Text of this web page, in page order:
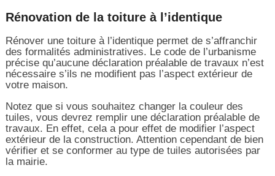
Rénovation de la toiture à l’identique
Rénover une toiture à l’identique permet de s’affranchir
des formalités administratives. Le code de l’urbanisme
précise qu’aucune déclaration préalable de travaux n’est
nécessaire s’ils ne modifient pas l’aspect extérieur de
votre maison.
Notez que si vous souhaitez changer la couleur des
tuiles, vous devrez remplir une déclaration préalable de
travaux. En effet, cela a pour effet de modifier l’aspect
extérieur de la construction. Attention cependant de bien
vérifier et se conformer au type de tuiles autorisées par
la mairie.